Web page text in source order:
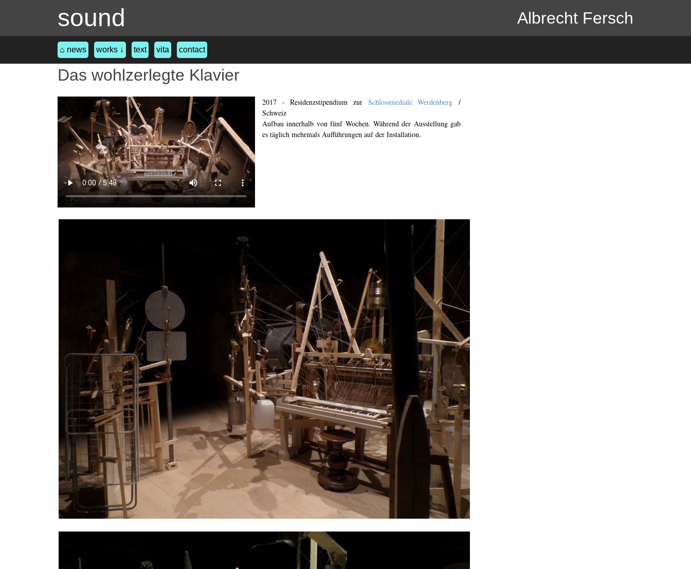
sound Albrecht Fersch
⌂ news works ↓ text vita contact
Das wohlzerlegte Klavier
2017 - Residenzstipendium zur Schlossmediale Werdenberg /
Schweiz
Aufbau innerhalb von fünf Wochen. Während der Ausstellung gab
es täglich mehrmals Aufführungen auf der Installation.